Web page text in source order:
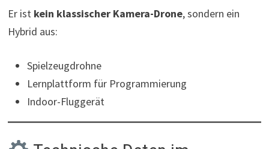
Er ist kein klassischer Kamera-Drone, sondern ein
Hybrid aus:
Spielzeugdrohne
Lernplattform für Programmierung
Indoor-Fluggerät